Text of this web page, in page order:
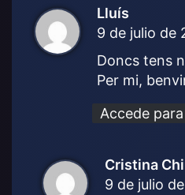
Lluís
i
e
9 de julio de
Doncs tens
Per mi,
Accede
Cristina
9 de julio